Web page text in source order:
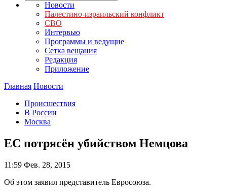
Новости
Палестино-израильский конфликт
СВО
Интервью
Программы и ведущие
Сетка вещания
Редакция
Приложение
Главная Новости
Происшествия
В России
Москва
ЕС потрясён убийством Немцова
11:59 Фев. 28, 2015
Об этом заявил представитель Евросоюза.